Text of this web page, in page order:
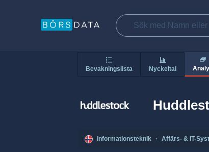
Bevakningslista Nyckeltal
Informationsteknik · Affärs- & IT-